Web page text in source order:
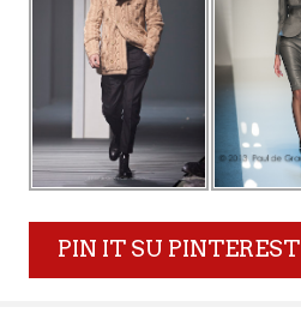
PIN IT SU PINTEREST